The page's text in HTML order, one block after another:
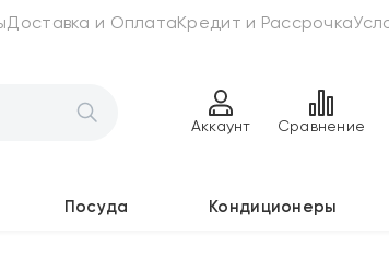
Доставка и ОплатаКредит и Рассрочка
Аккаунт Сравнение
Посуда Кондиционеры